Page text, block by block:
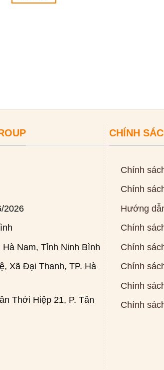
2026
Nam, Tỉnh Ninh Bình
Xã Đại Thanh, TP. Hà
Thới Hiệp 21, P. Tân
CHÍNH
Chính
Chính
Hướng
Chính
Chính
Chính
Chính
Chính